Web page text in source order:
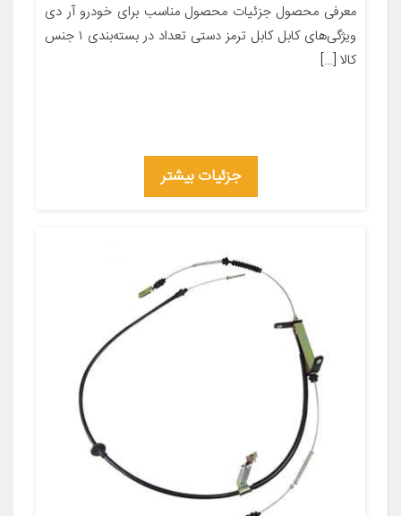
معرفی محصول جزئیات محصول مناسب برای خودرو آر دی
ویژگی‌های کابل کابل ترمز دستی تعداد در بسته‌بندی ۱ جنس
کالا […]
جزئیات بیشتر